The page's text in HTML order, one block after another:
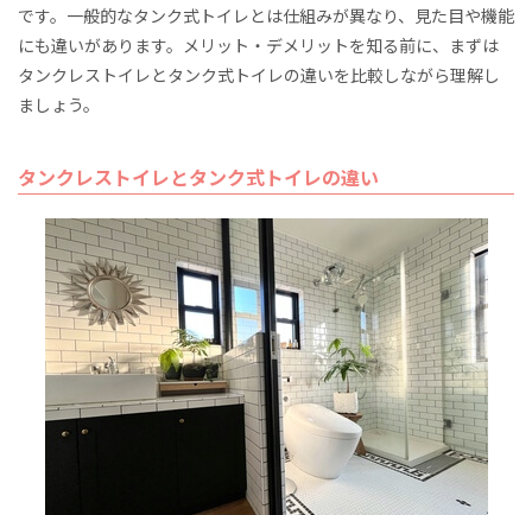
です。一般的なタンク式トイレとは仕組みが異なり、見た目や機能
にも違いがあります。メリット・デメリットを知る前に、まずは
タンクレストイレとタンク式トイレの違いを比較しながら理解し
ましょう。
タンクレストイレとタンク式トイレの違い